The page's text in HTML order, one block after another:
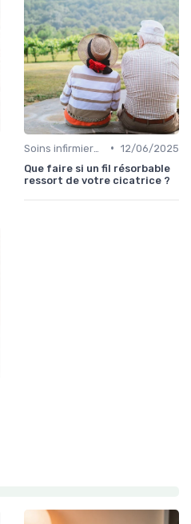
• 12/06/2025
Que faire si un fil résorbable
ressort de votre cicatrice ?